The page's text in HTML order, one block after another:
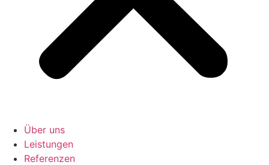
Über uns
Leistungen
Referenzen